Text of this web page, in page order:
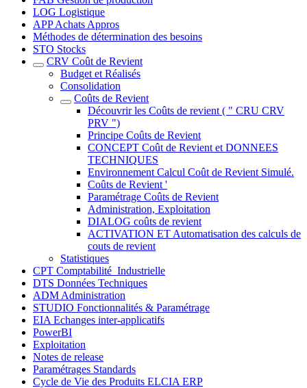
LOG Logistique
APP Achats Appros
Méthodes de détermination des besoins
STO Stocks
CRV Coût de Revient
Budget et Réalisés
Consolidation
Coûts de Revient
Découvrir les Coûts de revient ( " CRU CRV
PRV ")
Principe Coûts de Revient
CONCEPT Coût de Revient et DONNEES
TECHNIQUES
Environnement Calcul Coût de Revient Simulé.
Coûts de Revient '
Paramétrage Coûts de Revient
Administration, Exploitation
DIALOG coûts de revient
ACTIVATION ET Automatisation des calculs de
couts de revient
Statistiques
CPT Comptabilité_Industrielle
DTS Données Techniques
ADM Administration
STUDIO Fonctionnalités & Paramétrage
EIA Echanges inter-applicatifs
PowerBI
Exploitation
Notes de release
Paramétrages Standards
Cycle de Vie des Produits ELCIA ERP